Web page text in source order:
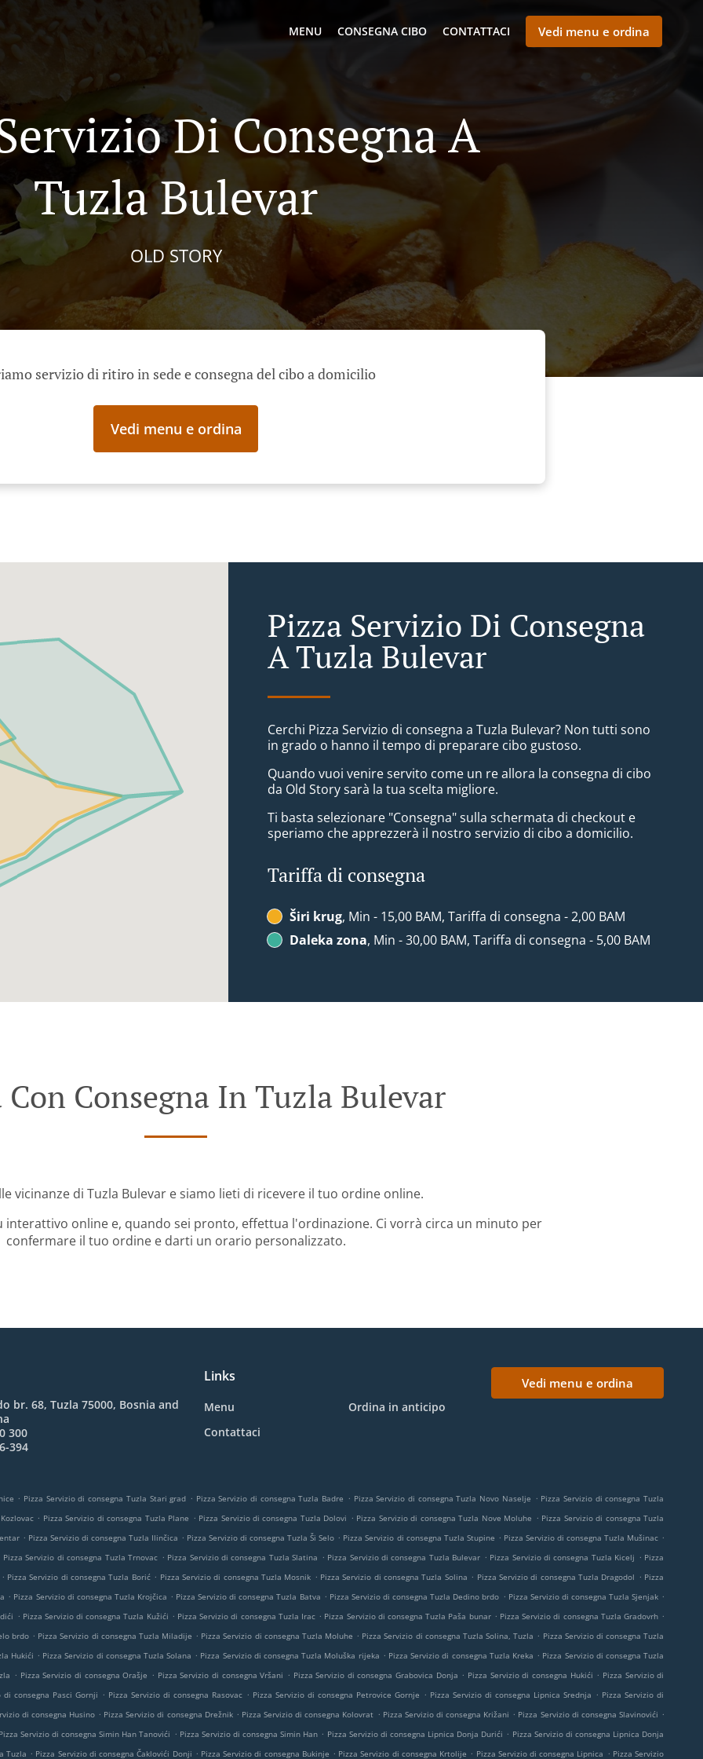
MENU CONSEGNA CIBO CONTATTACI Vedi menu e ordina
Di Consegna A
Tuzla Bulevar
OLD STORY
servizio di ritiro in sede e consegna del cibo a domicilio
Vedi menu e ordina
Pizza Servizio Di Consegna
A Tuzla Bulevar
Cerchi Pizza Servizio di consegna a Tuzla Bulevar? Non tutti sono
in grado o hanno il tempo di preparare cibo gustoso.
Quando vuoi venire servito come un re allora la consegna di cibo
da Old Story sarà la tua scelta migliore.
Ti basta selezionare "Consegna" sulla schermata di checkout e
speriamo che apprezzerà il nostro servizio di cibo a domicilio.
Tariffa di consegna
Širi krug, Min - 15,00 BAM, Tariffa di consegna - 2,00 BAM
Daleka zona, Min - 30,00 BAM, Tariffa di consegna - 5,00 BAM
Consegna In Tuzla Bulevar
vicinanze di Tuzla Bulevar e siamo lieti di ricevere il tuo ordine online.
interattivo online e, quando sei pronto, effettua l'ordinazione. Ci vorrà circa un minuto per
confermare il tuo ordine e darti un orario personalizzato.
br. 68, Tuzla 75000, Bosnia and
300
394
Links
Menu
Ordina in anticipo
Contattaci
Vedi menu e ordina
. Pizza Servizio di consegna Tuzla Stari grad . Pizza Servizio di consegna Tuzla Badre . Pizza Servizio di consegna Tuzla Novo Naselje . Pizza Servizio di consegna Tuzla
. Pizza Servizio di consegna Tuzla Plane . Pizza Servizio di consegna Tuzla Dolovi . Pizza Servizio di consegna Tuzla Nove Moluhe . Pizza Servizio di consegna Tuzla
. Pizza Servizio di consegna Tuzla Ilinčica . Pizza Servizio di consegna Tuzla Ši Selo . Pizza Servizio di consegna Tuzla Stupine . Pizza Servizio di consegna Tuzla Mušinac .
Pizza Servizio di consegna Tuzla Trnovac . Pizza Servizio di consegna Tuzla Slatina . Pizza Servizio di consegna Tuzla Bulevar . Pizza Servizio di consegna Tuzla Kicelj . Pizza
. Pizza Servizio di consegna Tuzla Borić . Pizza Servizio di consegna Tuzla Mosnik . Pizza Servizio di consegna Tuzla Solina . Pizza Servizio di consegna Tuzla Dragodol . Pizza
. Pizza Servizio di consegna Tuzla Krojčica . Pizza Servizio di consegna Tuzla Batva . Pizza Servizio di consegna Tuzla Dedino brdo . Pizza Servizio di consegna Tuzla Sjenjak .
. Pizza Servizio di consegna Tuzla Kužići . Pizza Servizio di consegna Tuzla Irac . Pizza Servizio di consegna Tuzla Paša bunar . Pizza Servizio di consegna Tuzla Gradovrh .
brdo . Pizza Servizio di consegna Tuzla Miladije . Pizza Servizio di consegna Tuzla Moluhe . Pizza Servizio di consegna Tuzla Solina, Tuzla . Pizza Servizio di consegna Tuzla
Hukići . Pizza Servizio di consegna Tuzla Solana . Pizza Servizio di consegna Tuzla Moluška rijeka . Pizza Servizio di consegna Tuzla Kreka . Pizza Servizio di consegna Tuzla
. Pizza Servizio di consegna Orašje . Pizza Servizio di consegna Vršani . Pizza Servizio di consegna Grabovica Donja . Pizza Servizio di consegna Hukići . Pizza Servizio di
di consegna Pasci Gornji . Pizza Servizio di consegna Rasovac . Pizza Servizio di consegna Petrovice Gornje . Pizza Servizio di consegna Lipnica Srednja . Pizza Servizio di
di consegna Husino . Pizza Servizio di consegna Drežnik . Pizza Servizio di consegna Kolovrat . Pizza Servizio di consegna Križani . Pizza Servizio di consegna Slavinovići .
Servizio di consegna Simin Han Tanovići . Pizza Servizio di consegna Simin Han . Pizza Servizio di consegna Lipnica Donja Durići . Pizza Servizio di consegna Lipnica Donja
Tuzla . Pizza Servizio di consegna Čaklovići Donji . Pizza Servizio di consegna Bukinje . Pizza Servizio di consegna Krtolije . Pizza Servizio di consegna Lipnica . Pizza Servizio